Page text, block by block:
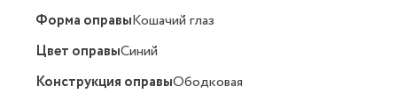
Форма оправыКошачий глаз
Цвет оправыСиний
Конструкция оправыОбодковая